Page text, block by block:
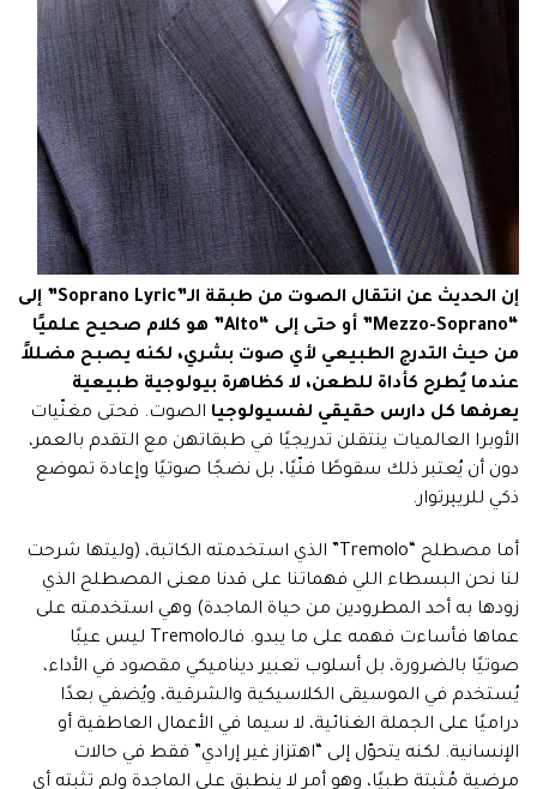
إن الحديث عن انتقال الصوت من طبقة الـ”Soprano Lyric” إلى
“Mezzo-Soprano” أو حتى إلى “Alto” هو كلام صحيح علميًا
من حيث التدرج الطبيعي لأي صوت بشري، لكنه يصبح مضللاً
عندما يُطرح كأداة للطعن، لا كظاهرة بيولوجية طبيعية
يعرفها كل دارس حقيقي لفسيولوجيا الصوت. فحتى مغنّيات
الأوبرا العالميات ينتقلن تدريجيًا في طبقاتهن مع التقدم بالعمر،
دون أن يُعتبر ذلك سقوطًا فنّيًا، بل نضجًا صوتيًا وإعادة تموضع
ذكي للريپرتوار.
أما مصطلح “Tremolo” الذي استخدمته الكاتبة، (وليتها شرحت
لنا نحن البسطاء اللي فهماتنا على قدنا معنى المصطلح الذي
زودها به أحد المطرودين من حياة الماجدة) وهي استخدمته على
عماها فأساءت فهمه على ما يبدو. فالـTremolo ليس عيبًا
صوتيًا بالضرورة، بل أسلوب تعبير ديناميكي مقصود في الأداء،
يُستخدم في الموسيقى الكلاسيكية والشرقية، ويُضفي بعدًا
دراميًا على الجملة الغنائية، لا سيما في الأعمال العاطفية أو
الإنسانية. لكنه يتحوّل إلى “اهتزاز غير إرادي” فقط في حالات
مرضية مُثبتة طبيًا، وهو أمر لا ينطبق على الماجدة ولم تثبته أي